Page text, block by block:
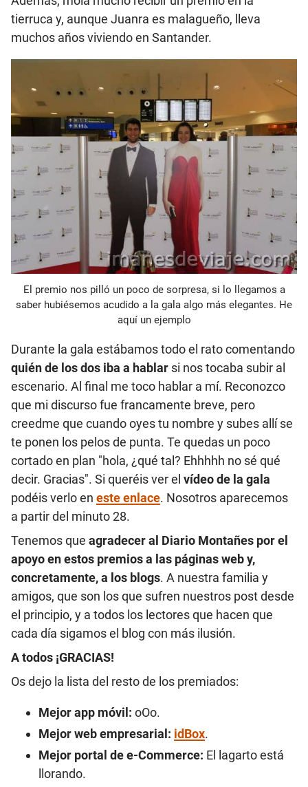
tierruca y, aunque Juanra es malagueño, lleva
muchos años viviendo en Santander.
El premio nos pilló un poco de sorpresa, si lo llegamos a
saber hubiésemos acudido a la gala algo más elegantes. He
aquí un ejemplo
Durante la gala estábamos todo el rato comentando
quién de los dos iba a hablar si nos tocaba subir al
escenario. Al final me toco hablar a mí. Reconozco
que mi discurso fue francamente breve, pero
creedme que cuando oyes tu nombre y subes allí se
te ponen los pelos de punta. Te quedas un poco
cortado en plan "hola, ¿qué tal? Ehhhhh no sé qué
decir. Gracias". Si queréis ver el vídeo de la gala
podéis verlo en este enlace. Nosotros aparecemos
a partir del minuto 28.
Tenemos que agradecer al Diario Montañes por el
apoyo en estos premios a las páginas web y,
concretamente, a los blogs. A nuestra familia y
amigos, que son los que sufren nuestros post desde
el principio, y a todos los lectores que hacen que
cada día sigamos el blog con más ilusión.
A todos ¡GRACIAS!
Os dejo la lista del resto de los premiados:
Mejor app móvil: oOo.
Mejor web empresarial: idBox.
Mejor portal de e-Commerce: El lagarto está
llorando.